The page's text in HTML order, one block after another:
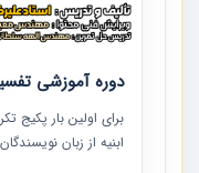
دوره آموزشی
برای اولین بار پکیج
ابنیه از زبان
ردیف ها و مطالب